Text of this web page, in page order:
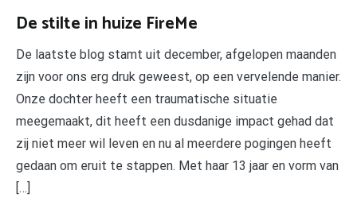
De stilte in huize FireMe
De laatste blog stamt uit december, afgelopen maanden
zijn voor ons erg druk geweest, op een vervelende manier.
Onze dochter heeft een traumatische situatie
meegemaakt, dit heeft een dusdanige impact gehad dat
zij niet meer wil leven en nu al meerdere pogingen heeft
gedaan om eruit te stappen. Met haar 13 jaar en vorm van
[…]